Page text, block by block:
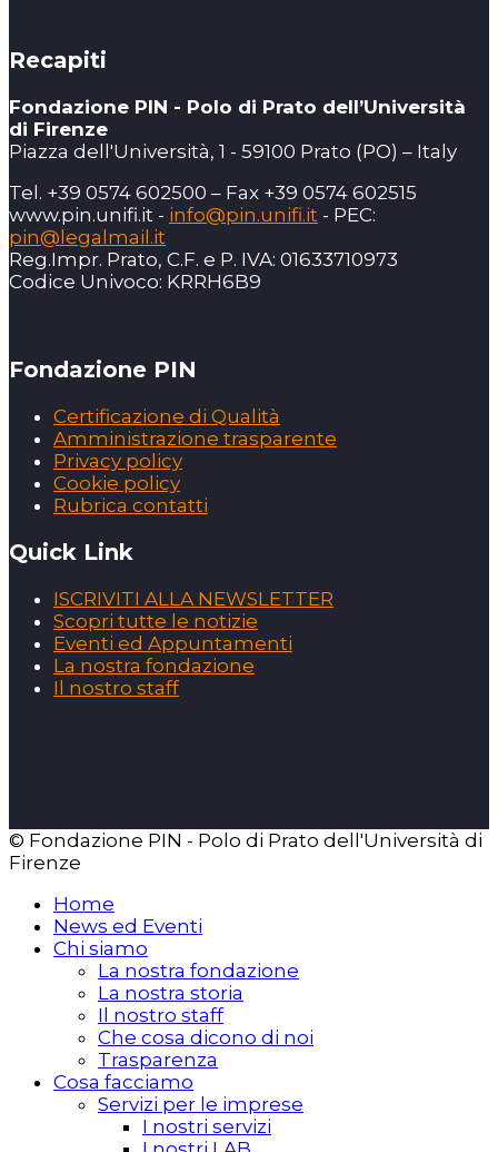
Recapiti
Fondazione PIN - Polo di Prato dell’Università
di Firenze
Piazza dell'Università, 1 - 59100 Prato (PO) – Italy
Tel. +39 0574 602500 – Fax +39 0574 602515
www.pin.unifi.it - info@pin.unifi.it - PEC:
pin@legalmail.it
Reg.Impr. Prato, C.F. e P. IVA: 01633710973
Codice Univoco: KRRH6B9
Fondazione PIN
Certificazione di Qualità
Amministrazione trasparente
Privacy policy
Cookie policy
Rubrica contatti
Quick Link
ISCRIVITI ALLA NEWSLETTER
Scopri tutte le notizie
Eventi ed Appuntamenti
La nostra fondazione
Il nostro staff
© Fondazione PIN - Polo di Prato dell'Università di
Firenze
Home
News ed Eventi
Chi siamo
La nostra fondazione
La nostra storia
Il nostro staff
Che cosa dicono di noi
Trasparenza
Cosa facciamo
Servizi per le imprese
I nostri servizi